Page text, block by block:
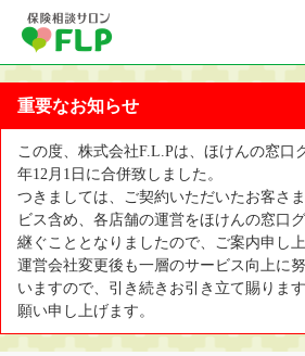
重要なお知らせ
この度、株式会社F.L.Pは、ほけんの窓口
年12月1日に合併致しました。
つきましては、ご契約いただいたお客さ
ビス含め、各店舗の運営をほけんの窓口
継ぐこととなりましたので、ご案内申し上
運営会社変更後も一層のサービス向上に
いますので、引き続きお引き立て賜りま
願い申し上げます。